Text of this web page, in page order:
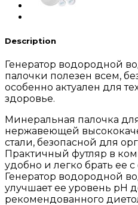
Description
Генератор водородной
палочки полезен всем,
особенно актуален для
здоровье.
Минеральная палочка
нержавеющей
стали, безопасной для
Практичный футляр в
удобно и легко брать ее
Генератор водородной
улучшает ее уровень pH
рекомендованного